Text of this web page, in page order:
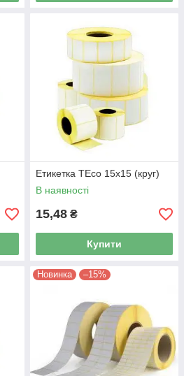
Етикетка TEco 15x15 (круг)
В наявності
15,48 ₴
Купити
Новинка –15%